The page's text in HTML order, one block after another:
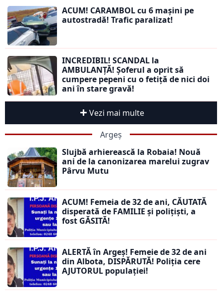
ACUM! CARAMBOL cu 6 mașini pe
autostradă! Trafic paralizat!
INCREDIBIL! SCANDAL la
AMBULANȚĂ! Șoferul a oprit să
cumpere pepeni cu o fetiță de nici doi
ani în stare gravă!
Vezi mai multe
Argeș
Slujbă arhierească la Robaia! Nouă
ani de la canonizarea marelui zugrav
Pârvu Mutu
ACUM! Femeia de 32 de ani, CĂUTATĂ
disperată de FAMILIE și polițiști, a
fost GĂSITĂ!
ALERTĂ în Argeș! Femeie de 32 de ani
din Albota, DISPĂRUTĂ! Poliția cere
AJUTORUL populației!